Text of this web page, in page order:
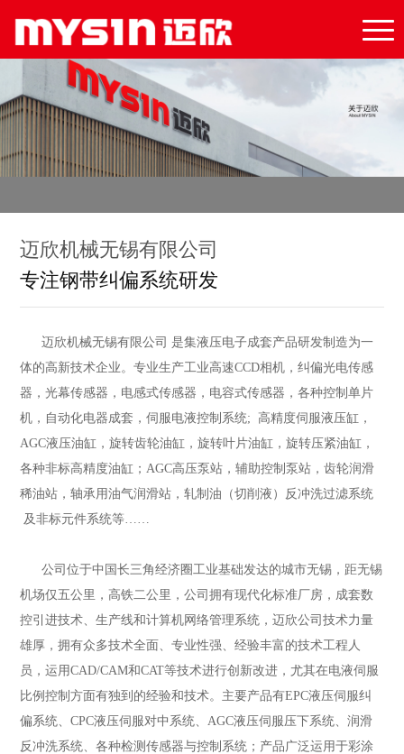
迈欣机械无锡有限公司
专注钢带纠偏系统研发
迈欣机械无锡有限公司 是集液压电子成套产品研发制造为一
体的高新技术企业。专业生产工业高速CCD相机，纠偏光电传感
器，光幕传感器，电感式传感器，电容式传感器，各种控制单片
机，自动化电器成套，伺服电液控制系统; 高精度伺服液压缸，
AGC液压油缸，旋转齿轮油缸，旋转叶片油缸，旋转压紧油缸，
各种非标高精度油缸；AGC高压泵站，辅助控制泵站，齿轮润滑
稀油站，轴承用油气润滑站，轧制油（切削液）反冲洗过滤系统
及非标元件系统等……
公司位于中国长三角经济圈工业基础发达的城市无锡，距无锡
机场仅五公里，高铁二公里，公司拥有现代化标准厂房，成套数
控引进技术、生产线和计算机网络管理系统，迈欣公司技术力量
雄厚，拥有众多技术全面、专业性强、经验丰富的技术工程人
员，运用CAD/CAM和CAT等技术进行创新改进，尤其在电液伺服
比例控制方面有独到的经验和技术。主要产品有EPC液压伺服纠
偏系统、CPC液压伺服对中系统、AGC液压伺服压下系统、润滑
反冲洗系统、各种检测传感器与控制系统；产品广泛运用于彩涂